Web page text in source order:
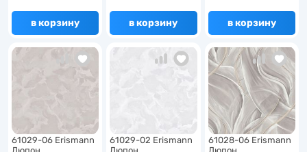
в корзину в корзину в корзину
61029-06 Erismann
61029-02 Erismann
61028-06 Erismann